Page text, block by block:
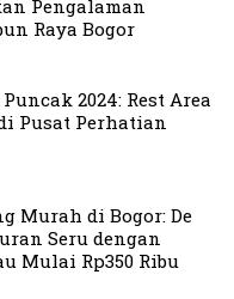
Pengalaman
Raya Bogor
2024: Rest Area
Pusat Perhatian
Murah di Bogor: De
Seru dengan
Mulai Rp350 Ribu